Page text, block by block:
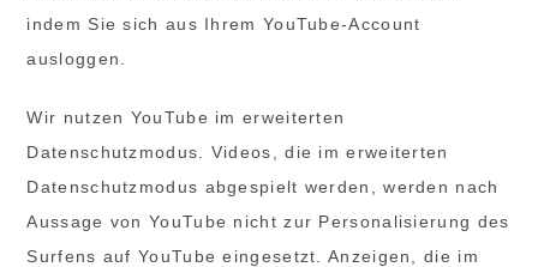
indem Sie sich aus Ihrem YouTube-Account
ausloggen.
Wir nutzen YouTube im erweiterten
Datenschutzmodus. Videos, die im erweiterten
Datenschutzmodus abgespielt werden, werden nach
Aussage von YouTube nicht zur Personalisierung des
Surfens auf YouTube eingesetzt. Anzeigen, die im